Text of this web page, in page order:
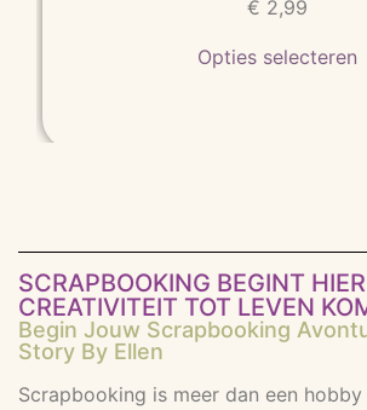
€ 2,99
Opties selecteren
SCRAPBOOKING BEGINT
CREATIVITEIT TOT LEVEN
Begin Jouw Scrapbooking
Story By Ellen
Scrapbooking is meer dan een hobby